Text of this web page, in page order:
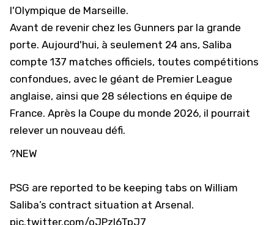
l'Olympique de Marseille.
Avant de revenir chez les Gunners par la grande
porte. Aujourd'hui, à seulement 24 ans, Saliba
compte 137 matches officiels, toutes compétitions
confondues, avec le géant de Premier League
anglaise, ainsi que 28 sélections en équipe de
France. Après la Coupe du monde 2026, il pourrait
relever un nouveau défi.
?NEW
PSG are reported to be keeping tabs on William
Saliba’s contract situation at Arsenal.
pic.twitter.com/oJPzl6TpJ7